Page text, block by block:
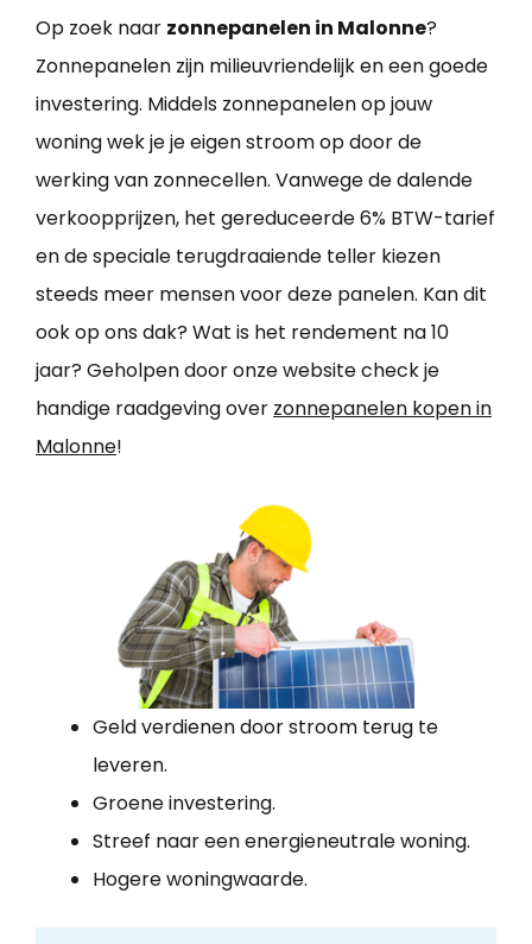
Op zoek naar zonnepanelen in Malonne?
Zonnepanelen zijn milieuvriendelijk en een goede
investering. Middels zonnepanelen op jouw
woning wek je je eigen stroom op door de
werking van zonnecellen. Vanwege de dalende
verkoopprijzen, het gereduceerde 6% BTW-tarief
en de speciale terugdraaiende teller kiezen
steeds meer mensen voor deze panelen. Kan dit
ook op ons dak? Wat is het rendement na 10
jaar? Geholpen door onze website check je
handige raadgeving over zonnepanelen kopen in
Malonne!
Geld verdienen door stroom terug te
leveren.
Groene investering.
Streef naar een energieneutrale woning.
Hogere woningwaarde.